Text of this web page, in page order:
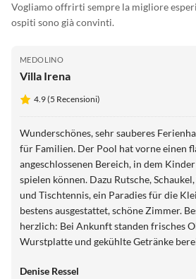
Vogliamo offrirti sempre la migliore
ospiti sono già convinti.
MEDOLINO
Villa Irena
4.9 (5 Recensioni)
Wunderschönes, sehr sauberes
für Familien. Der Pool hat vorne einen
angeschlossenen Bereich, in dem
spielen können. Dazu Rutsche,
und Tischtennis, ein Paradies für die
bestens ausgestattet, schöne Zimmer.
herzlich: Bei Ankunft standen frisches
Wurstplatte und gekühlte Getränke
Woche hätten wir einen Trockner
Denise Ressel